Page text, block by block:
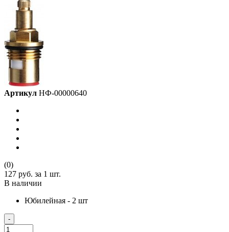
Артикул НФ-00000640
(0)
127 руб. за 1 шт.
В наличии
Юбилейная - 2 шт
-